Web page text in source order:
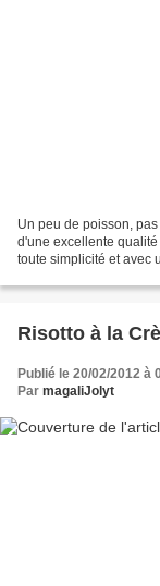
Un peu de poisson,
d'une excellente
toute simplicité et avec
Risotto à la
Publié le 20/02/2012 à
Par magaliJolyt